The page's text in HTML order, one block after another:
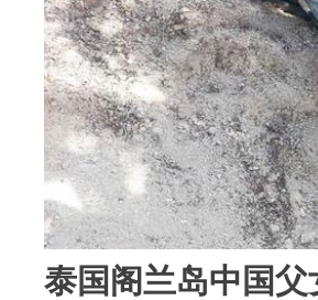
泰国阁兰岛中国